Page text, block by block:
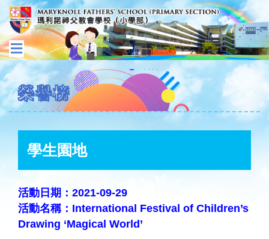
榮譽榜
學生園地
活動日期：2021-09-29
活動名稱：International Festival of Children’s
Drawing ‘Magical World’